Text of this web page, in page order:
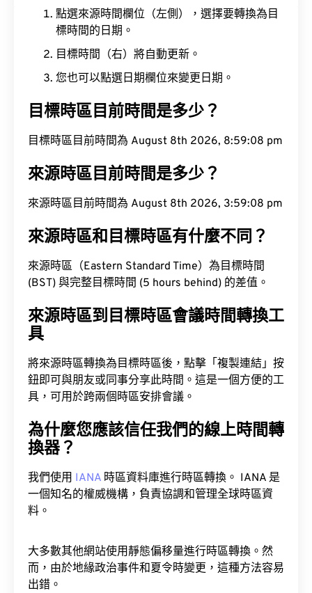
點選來源時間欄位（左側），選擇要轉換為目
標時間的日期。
目標時間（右）將自動更新。
您也可以點選日期欄位來變更日期。
目標時區目前時間是多少？
目標時區目前時間為 August 8th 2026, 8:59:09 pm
來源時區目前時間是多少？
來源時區目前時間為 August 8th 2026, 3:59:09 pm
來源時區和目標時區有什麼不同？
來源時區（Eastern Standard Time）為目標時間
(BST) 與完整目標時間 (5 hours behind) 的差值。
來源時區到目標時區會議時間轉換工
具
將來源時區轉換為目標時區後，點擊「複製連結」按
鈕即可與朋友或同事分享此時間。這是一個方便的工
具，可用於跨兩個時區安排會議。
為什麼您應該信任我們的線上時間轉
換器？
我們使用 IANA 時區資料庫進行時區轉換。 IANA 是
一個知名的權威機構，負責協調和管理全球時區資
料。
大多數其他網站使用靜態偏移量進行時區轉換。然
而，由於地緣政治事件和夏令時變更，這種方法容易
出錯。